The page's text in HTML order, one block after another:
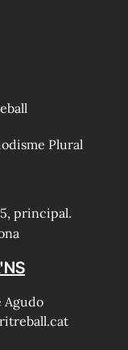
Plural
principal.
Agudo